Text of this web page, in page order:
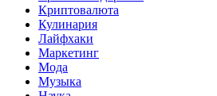
Криптовалюта
Кулинария
Лайфхаки
Маркетинг
Мода
Музыка